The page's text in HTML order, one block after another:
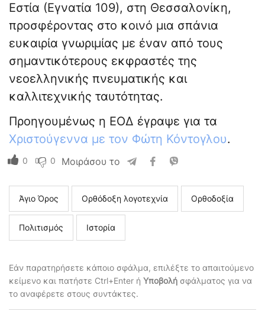
Εστία (Εγνατία 109), στη Θεσσαλονίκη,
προσφέροντας στο κοινό μια σπάνια
ευκαιρία γνωριμίας με έναν από τους
σημαντικότερους εκφραστές της
νεοελληνικής πνευματικής και
καλλιτεχνικής ταυτότητας.
Προηγουμένως η ΕΟΔ έγραψε για τα
Χριστούγεννα με τον Φώτη Κόντογλου.
0 0 Μοιράσου το
Άγιο Όρος Ορθόδοξη λογοτεχνία Ορθοδοξία
Πολιτισμός Ιστορία
Εάν παρατηρήσετε κάποιο σφάλμα, επιλέξτε το απαιτούμενο
κείμενο και πατήστε Ctrl+Enter ή Υποβολή σφάλματος για να
το αναφέρετε στους συντάκτες.